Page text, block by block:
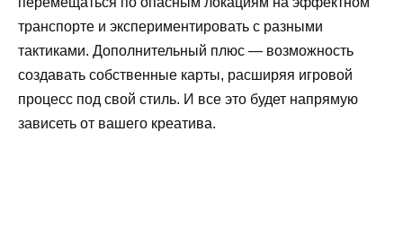
транспорте и экспериментировать с разными
тактиками. Дополнительный плюс — возможность
создавать собственные карты, расширяя игровой
процесс под свой стиль. И все это будет напрямую
зависеть от вашего креатива.